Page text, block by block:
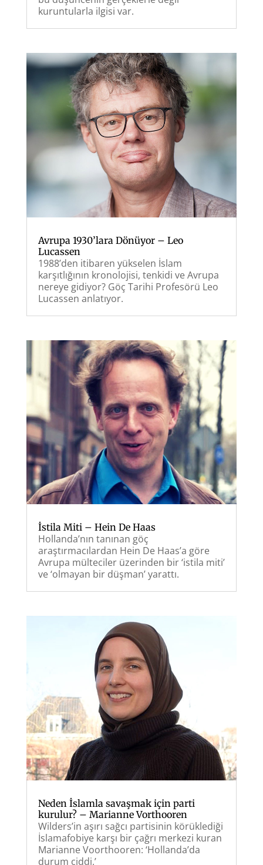
kuruntularla ilgisi var.
Avrupa 1930’lara Dönüyor – Leo
Lucassen
1988’den itibaren yükselen İslam
karşıtlığının kronolojisi, tenkidi ve Avrupa
nereye gidiyor? Göç Tarihi Profesörü Leo
Lucassen anlatıyor.
İstila Miti – Hein De Haas
Hollanda’nın tanınan göç
araştırmacılardan Hein De Haas’a göre
Avrupa mülteciler üzerinden bir ‘istila miti’
ve ‘olmayan bir düşman’ yarattı.
Neden İslamla savaşmak için parti
kurulur? – Marianne Vorthooren
Wilders’in aşırı sağcı partisinin körüklediği
İslamafobiye karşı bir çağrı merkezi kuran
Marianne Voorthooren: ‘Hollanda’da
durum ciddi.’